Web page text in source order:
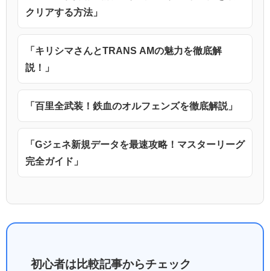
クリアする方法」
「キリシマさんとTRANS AMの魅力を徹底解
説！」
「百里全武装！鉄血のオルフェンズを徹底解説」
「Gジェネ新規データを最速攻略！マスターリーグ
完全ガイド」
初心者は比較記事からチェック